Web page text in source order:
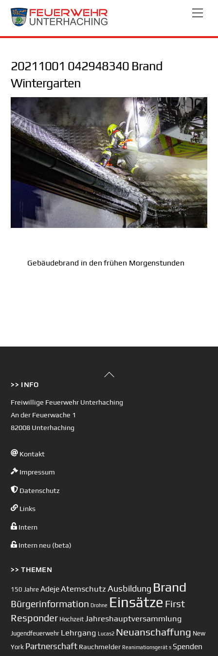
Skip
20211001 042948340 Brand
Wintergarten
Gebäudebrand in den frühen Morgenstunden
Back
>> INFO
Freiwillige Feuerwehr Unterhaching
An der Feuerwache 1
82008 Unterhaching
Kontakt
Impressum
Datenschutz
Links
Intern
Intern neu (beta)
>> THEMEN
150 Jahre AdejeAtemschutz Ausbildung Brand
Bürgerinformation Drohne Einsätze First
Responder Hochzeit Jahreshauptversammlung
Jugendfeuerwehr Lehrgang Lucas2 Neuanschaffung New
York Partnerschaft Rauchmelder Reanimationsgerät s Spenden